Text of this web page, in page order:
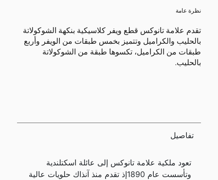
نظرة عامة
تقدم علامة تانوكس قطع ويفر كلاسيكية بنكهة الشوكولاتة
بالحليب والكراميل وتتميز بخمس طبقات من الويفر وأربع
طبقات من الكراميل، تكسوها طبقة من الشوكولاتة
بالحليب.
تفاصيل
تعود ملكية علامة تانوكس إلى عائلة اسكتلندية
وتأسست عام 1890إذ تقدم منذ آنذاك حلويات عالية